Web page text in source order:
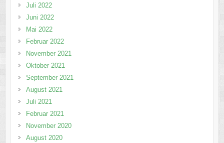
Juli 2022
Juni 2022
Mai 2022
Februar 2022
November 2021
Oktober 2021
September 2021
August 2021
Juli 2021
Februar 2021
November 2020
August 2020